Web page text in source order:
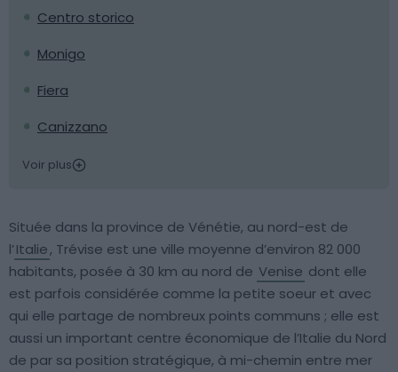
Centro storico
Monigo
Fiera
Canizzano
Voir plus
Située dans la province de Vénétie, au nord-est de
l’Italie, Trévise est une ville moyenne d’environ 82 000
habitants, posée à 30 km au nord de Venise dont elle
est parfois considérée comme la petite soeur et avec
qui elle partage de nombreux points communs ; elle est
aussi un important centre économique de l’Italie du Nord
de par sa position stratégique, à mi-chemin entre mer